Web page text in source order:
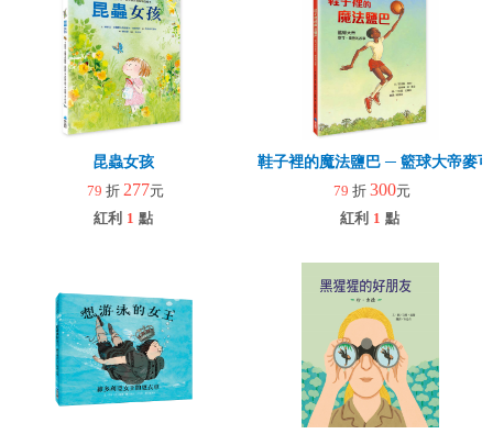
昆蟲女孩
79 折 277元
紅利 1 點
鞋子裡的魔法鹽巴 ─ 籃球大帝麥
79 折 300元
紅利 1 點